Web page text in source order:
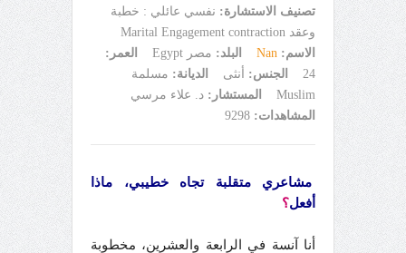
تصنيف الاستشارة: نفسي عائلي : خطبة
وعقد Marital Engagement contraction
الاسم: Nan البلد: مصر Egypt
العمر:
24
الجنس: أنثى الديانة: مسلمة
Muslim
المستشار: د. علاء مرسي
المشاهدات: 9298
مشاعري متقلبة تجاه خطيبي، ماذا
أفعل؟
أنا آنسة في الرابعة والعشرين، مخطوبة